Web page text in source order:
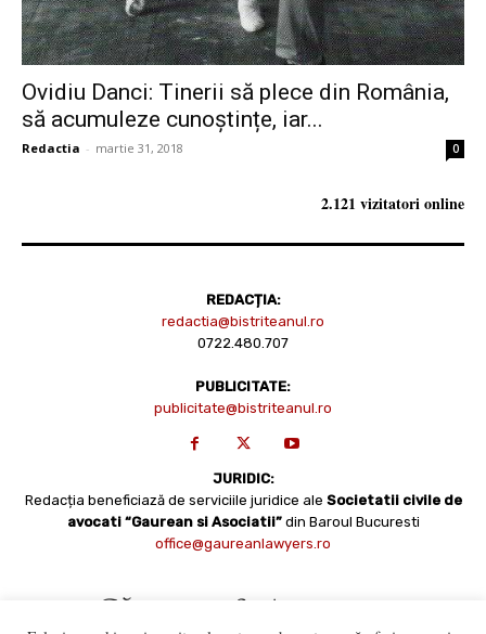
Ovidiu Danci: Tinerii să plece din România,
să acumuleze cunoștințe, iar...
Redactia - martie 31, 2018 0
2.121 vizitatori online
REDACȚIA:
redactia@bistriteanul.ro
0722.480.707
PUBLICITATE:
publicitate@bistriteanul.ro
JURIDIC:
Redacția beneficiază de serviciile juridice ale Societatii civile de
avocati “Gaurean si Asociatii” din Baroul Bucuresti
office@gaureanlawyers.ro